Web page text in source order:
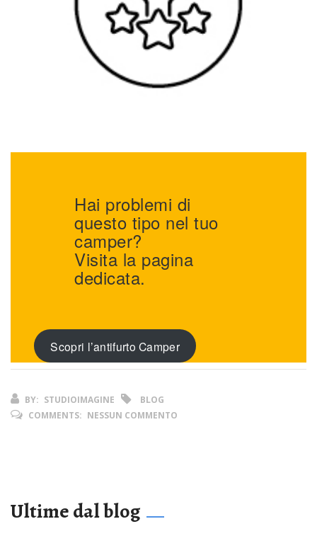
Hai problemi di
questo tipo nel tuo
camper?
Visita la pagina
dedicata.
Scopri l’antifurto Camper
BY: STUDIOIMAGINE
BLOG
COMMENTS: NESSUN COMMENTO
Ultime dal blog